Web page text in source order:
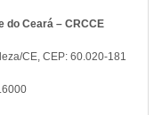
do Ceará – CRCCE
CE, CEP: 60.020-181